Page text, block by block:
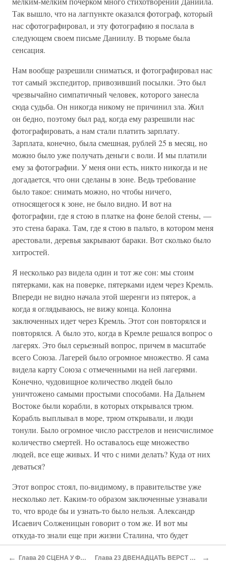
Так вышло, что на лагпункте оказался фотограф, который
нас сфотографировал, и эту фотографию я послала в
следующем своем письме Даниилу. В тюрьме была
сенсация.
Нам вообще разрешили сниматься, и фотографировал нас
тот самый экспедитор, привозивший посылки. Это был
чрезвычайно симпатичный человек, которого занесла
сюда судьба. Он никогда никому не причинил зла. Жил
он бедно, поэтому был рад, когда ему разрешили нас
фотографировать, а нам стали платить зарплату.
Зарплата, конечно, была смешная, рублей 25 в месяц, но
можно было уже получать деньги с воли. И мы платили
ему за фотографии. У меня они есть, никто никогда и не
догадается, что они сделаны в зоне. Ведь требование
было такое: снимать можно, но чтобы ничего,
относящегося к зоне, не было видно. И вот на
фотографии, где я стою в платке на фоне белой стены, —
это стена барака. Там, где я стою в пальто, в котором меня
арестовали, деревья закрывают бараки. Вот сколько было
хитростей.
Я несколько раз видела один и тот же сон: мы стоим
пятерками, как на поверке, пятерками идем через Кремль.
Впереди не видно начала этой шеренги из пятерок, а
когда я оглядываюсь, не вижу конца. Колонна
заключенных идет через Кремль. Этот сон повторялся и
повторялся. А было это, когда в Кремле решался вопрос о
лагерях. Это был серьезный вопрос, причем в масштабе
всего Союза. Лагерей было огромное множество. Я сама
видела карту Союза с отмеченными на ней лагерями.
Конечно, чудовищное количество людей было
уничтожено самыми простыми способами. На Дальнем
Востоке были корабли, в которых открывался трюм.
Корабль выплывал в море, трюм открывали, и люди
тонули. Было огромное число расстрелов и неисчислимое
количество смертей. Но оставалось еще множество
людей, все еще живых. И что с ними делать? Куда от них
деваться?
Этот вопрос стоял, по-видимому, в правительстве уже
несколько лет. Каким-то образом заключенные узнавали
то, что вроде бы и узнать-то было нельзя. Александр
Исаевич Солженицын говорит о том же. И вот мы
откуда-то знали еще при жизни Сталина, что будет
пересмотр всех дел. Будут оставлены только здоровые и
какая-то часть специалистов. Остальных ликвидируют. Я
← Глава 20 СЦЕНА У ФОНТАНА Глава 23 ДВЕНАДЦАТЬ ВЕРСТ СВОБОДЫ →